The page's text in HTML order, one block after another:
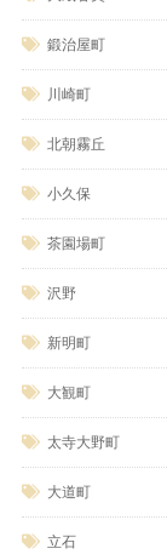
鍛治屋町
川崎町
北朝霧丘
小久保
茶園場町
沢野
新明町
大観町
太寺大野町
大道町
立石